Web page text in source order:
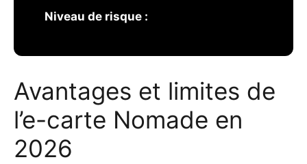
Niveau de risque :
Avantages et limites de
l’e-carte Nomade en
2026